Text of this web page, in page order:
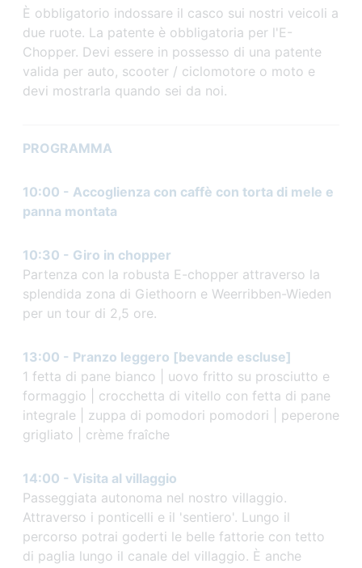
È obbligatorio indossare il casco sui nostri veicoli a
due ruote. La patente è obbligatoria per l'E-
Chopper. Devi essere in possesso di una patente
valida per auto, scooter / ciclomotore o moto e
devi mostrarla quando sei da noi.
PROGRAMMA
10:00 - Accoglienza con caffè con torta di mele e
panna montata
10:30 - Giro in chopper
Partenza con la robusta E-chopper attraverso la
splendida zona di Giethoorn e Weerribben-Wieden
per un tour di 2,5 ore.
13:00 - Pranzo leggero [bevande escluse]
1 fetta di pane bianco | uovo fritto su prosciutto e
formaggio | crocchetta di vitello con fetta di pane
integrale | zuppa di pomodori pomodori | peperone
grigliato | crème fraîche
14:00 - Visita al villaggio
Passeggiata autonoma nel nostro villaggio.
Attraverso i ponticelli e il 'sentiero'. Lungo il
percorso potrai goderti le belle fattorie con tetto
di paglia lungo il canale del villaggio. È anche